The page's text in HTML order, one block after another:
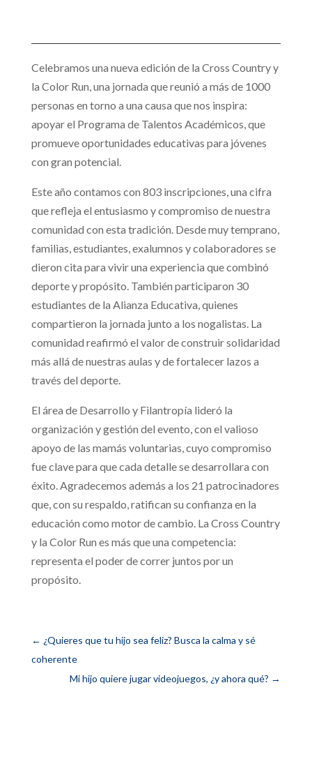
Celebramos una nueva edición de la Cross Country y
la Color Run, una jornada que reunió a más de 1000
personas en torno a una causa que nos inspira:
apoyar el Programa de Talentos Académicos, que
promueve oportunidades educativas para jóvenes
con gran potencial.
Este año contamos con 803 inscripciones, una cifra
que refleja el entusiasmo y compromiso de nuestra
comunidad con esta tradición. Desde muy temprano,
familias, estudiantes, exalumnos y colaboradores se
dieron cita para vivir una experiencia que combinó
deporte y propósito. También participaron 30
estudiantes de la Alianza Educativa, quienes
compartieron la jornada junto a los nogalistas. La
comunidad reafirmó el valor de construir solidaridad
más allá de nuestras aulas y de fortalecer lazos a
través del deporte.
El área de Desarrollo y Filantropía lideró la
organización y gestión del evento, con el valioso
apoyo de las mamás voluntarias, cuyo compromiso
fue clave para que cada detalle se desarrollara con
éxito. Agradecemos además a los 21 patrocinadores
que, con su respaldo, ratifican su confianza en la
educación como motor de cambio. La Cross Country
y la Color Run es más que una competencia:
representa el poder de correr juntos por un
propósito.
← ¿Quieres que tu hijo sea feliz? Busca la calma y sé
coherente
Mi hijo quiere jugar videojuegos, ¿y ahora qué? →